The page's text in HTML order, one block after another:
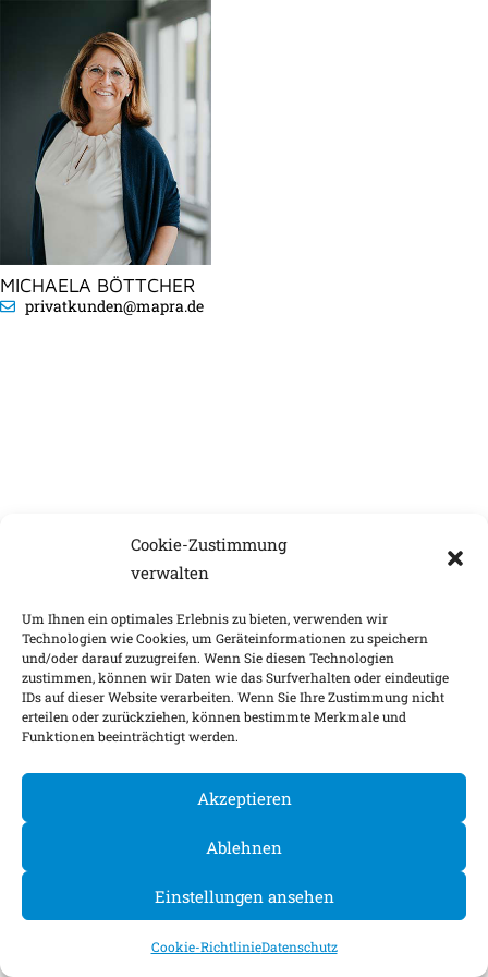
Cookie-Zustimmung
verwalten
Um Ihnen ein optimales Erlebnis zu bieten, verwenden wir
Technologien wie Cookies, um Geräteinformationen zu speichern
und/oder darauf zuzugreifen. Wenn Sie diesen Technologien
zustimmen, können wir Daten wie das Surfverhalten oder eindeutige
IDs auf dieser Website verarbeiten. Wenn Sie Ihre Zustimmung nicht
erteilen oder zurückziehen, können bestimmte Merkmale und
Funktionen beeinträchtigt werden.
Akzeptieren
Ablehnen
Einstellungen ansehen
Cookie-RichtlinieDatenschutz
MICHAELA BÖTTCHER
privatkunden@mapra.de